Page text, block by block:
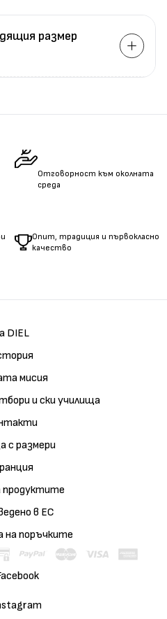
размер
талията.
Отговорност към околната
среда
Опит, традиция и първокласно
качество
DIEL
мисия
и ски училища
с размери
продуктите
в ЕС
на поръчките